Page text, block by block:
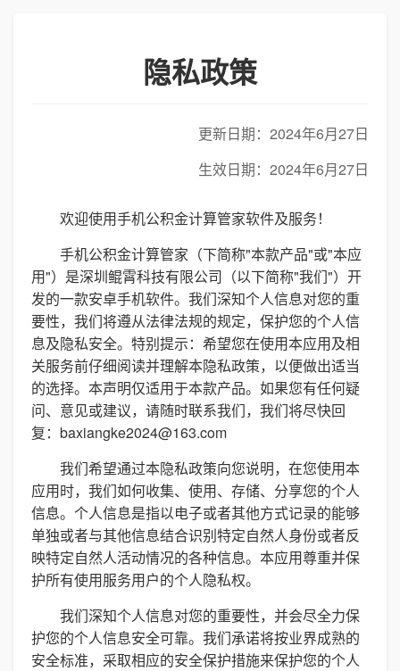
隐私政策
更新日期：2024年6月27日
生效日期：2024年6月27日
欢迎使用手机公积金计算管家软件及服务！
手机公积金计算管家（下简称"本款产品"或"本应
用"）是深圳鲲霄科技有限公司（以下简称"我们"）开
发的一款安卓手机软件。我们深知个人信息对您的重
要性，我们将遵从法律法规的规定，保护您的个人信
息及隐私安全。特别提示：希望您在使用本应用及相
关服务前仔细阅读并理解本隐私政策，以便做出适当
的选择。本声明仅适用于本款产品。如果您有任何疑
问、意见或建议，请随时联系我们，我们将尽快回
复：baxiangke2024@163.com
我们希望通过本隐私政策向您说明，在您使用本
应用时，我们如何收集、使用、存储、分享您的个人
信息。个人信息是指以电子或者其他方式记录的能够
单独或者与其他信息结合识别特定自然人身份或者反
映特定自然人活动情况的各种信息。本应用尊重并保
护所有使用服务用户的个人隐私权。
我们深知个人信息对您的重要性，并会尽全力保
护您的个人信息安全可靠。我们承诺将按业界成熟的
安全标准，采取相应的安全保护措施来保护您的个人